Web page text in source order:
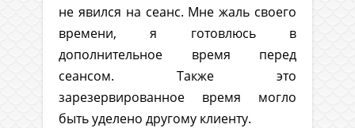
не явился на сеанс. Мне жаль своего
времени, я готовлюсь в
дополнительное время перед
сеансом. Также это
зарезервированное время могло
быть уделено другому клиенту.